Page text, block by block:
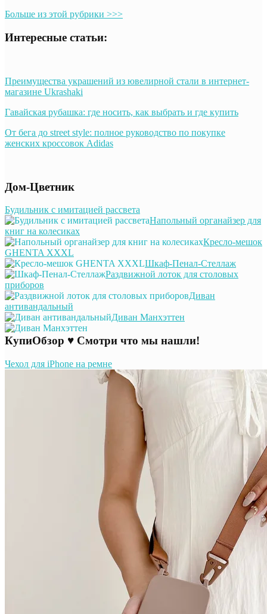
Больше из этой рубрики >>>
Интересные статьи:
Преимущества украшений из ювелирной стали в интернет-
магазине Ukrashaki
Гавайская рубашка: где носить, как выбрать и где купить
От бега до street style: полное руководство по покупке
женских кроссовок Adidas
Дом-Цветник
Будильник с имитацией рассвета
Напольный органайзер для
книг на колесиках
Кресло-мешок
GHENTA XXXL
Шкаф-Пенал-Стеллаж
Раздвижной лоток для столовых
приборов
Диван
антивандальный
Диван Манхэттен
КупиОбзор ♥ Смотри что мы нашли!
Чехол для iPhone на ремне